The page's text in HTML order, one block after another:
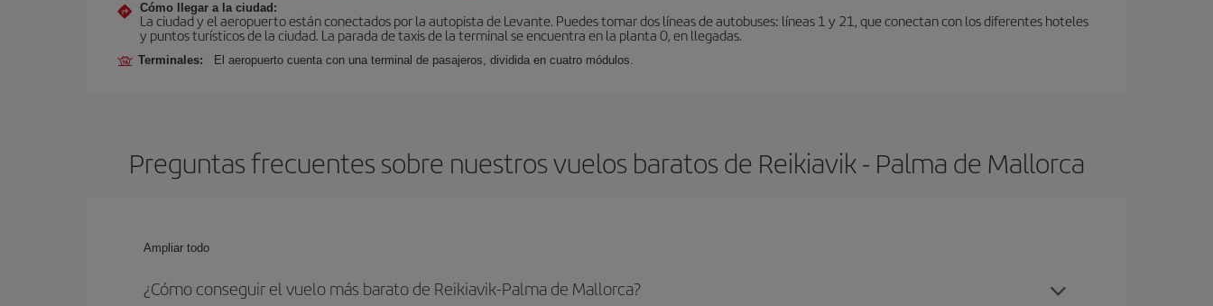
Cómo llegar a la ciudad:
La ciudad y el aeropuerto están conectados por la autopista de Levante. Puedes tomar dos líneas de autobuses: líneas 1 y 21, que conectan con los diferentes hoteles
y puntos turísticos de la ciudad. La parada de taxis de la terminal se encuentra en la planta 0, en llegadas.
Terminales: El aeropuerto cuenta con una terminal de pasajeros, dividida en cuatro módulos.
Preguntas frecuentes sobre nuestros vuelos baratos de Reikiavik - Palma de Mallorca
Ampliar todo
¿Cómo conseguir el vuelo más barato de Reikiavik-Palma de Mallorca?